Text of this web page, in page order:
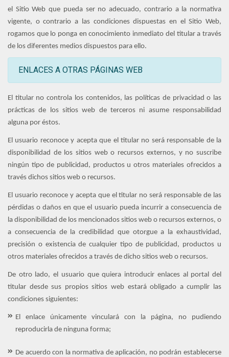
el Sitio Web que pueda ser no adecuado, contrario a la normativa
vigente, o contrario a las condiciones dispuestas en el Sitio Web,
rogamos que lo ponga en conocimiento inmediato del titular a través
de los diferentes medios dispuestos para ello.
ENLACES A OTRAS PÁGINAS WEB
El titular no controla los contenidos, las políticas de privacidad o las
prácticas de los sitios web de terceros ni asume responsabilidad
alguna por éstos.
El usuario reconoce y acepta que el titular no será responsable de la
disponibilidad de los sitios web o recursos externos, y no suscribe
ningún tipo de publicidad, productos u otros materiales ofrecidos a
través dichos sitios web o recursos.
El usuario reconoce y acepta que el titular no será responsable de las
pérdidas o daños en que el usuario pueda incurrir a consecuencia de
la disponibilidad de los mencionados sitios web o recursos externos, o
a consecuencia de la credibilidad que otorgue a la exhaustividad,
precisión o existencia de cualquier tipo de publicidad, productos u
otros materiales ofrecidos a través de dicho sitios web o recursos.
De otro lado, el usuario que quiera introducir enlaces al portal del
titular desde sus propios sitios web estará obligado a cumplir las
condiciones siguientes:
El enlace únicamente vinculará con la página, no pudiendo
reproducirla de ninguna forma;
De acuerdo con la normativa de aplicación, no podrán establecerse